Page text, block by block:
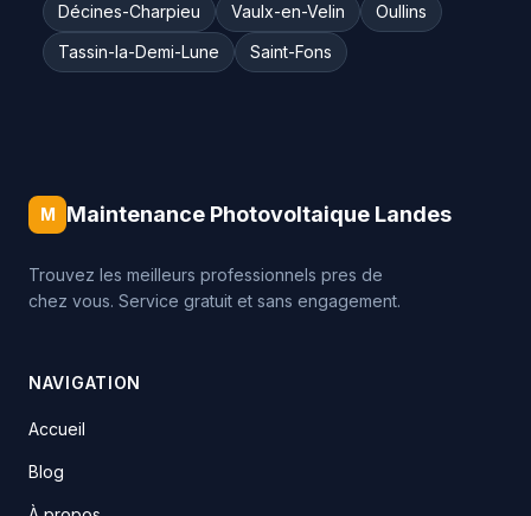
Décines-Charpieu
Vaulx-en-Velin
Oullins
Tassin-la-Demi-Lune
Saint-Fons
M Maintenance Photovoltaique Landes
Trouvez les meilleurs professionnels pres de
chez vous. Service gratuit et sans engagement.
NAVIGATION
Accueil
Blog